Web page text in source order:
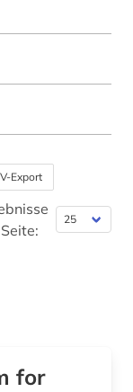
Export
for